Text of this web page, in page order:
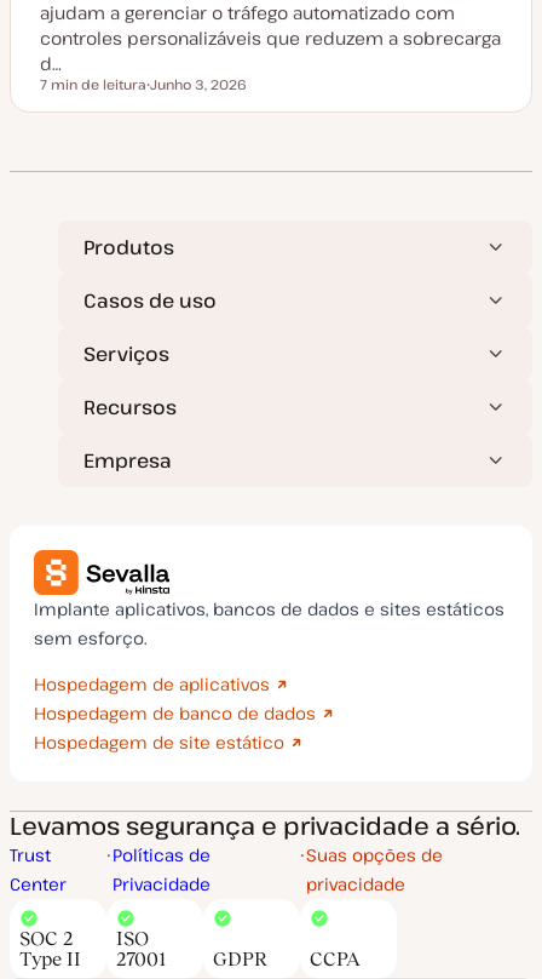
i
z
a
ã
ajudam a gerenciar o tráfego automatizado com
controles personalizáveis que reduzem a sobrecarga
d…
Tempo de leitura
7 min de leitura
a
a
l
a
o
Junho 3, 2026
Produtos
Casos de uso
Serviços
Recursos
Empresa
Implante aplicativos, bancos de dados e sites estáticos
sem esforço.
Hospedagem de aplicativos
Hospedagem de banco de dados
Hospedagem de site estático
Levamos segurança e privacidade a sério.
Trust
Center
Políticas de
Privacidade
Suas opções de
privacidade
SOC 2
Type II
ISO
27001
GDPR CCPA